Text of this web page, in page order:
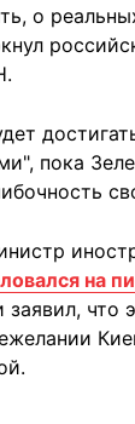
о
пока
на
заявил, что